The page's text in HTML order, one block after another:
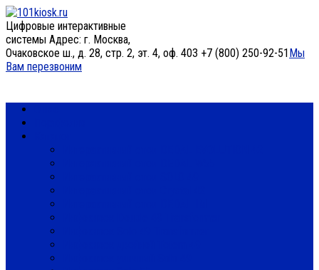
Цифровые интерактивные
системы Адрес: г. Москва,
Очаковское ш., д. 28, стр. 2, эт. 4, оф. 403 +7 (800) 250-92-51Мы
Вам перезвоним